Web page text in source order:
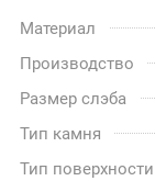
Материал
Производство
Размер слэба
Тип камня
Тип поверхности